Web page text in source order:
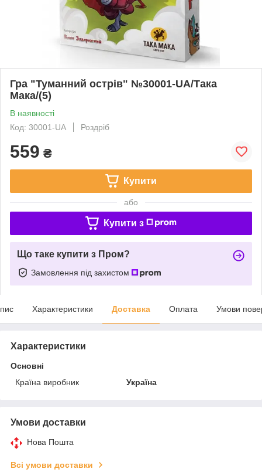
Гра "Туманний острів" №30001-UA/Така
Мака/(5)
В наявності
Код: 30001-UA
Роздріб
559 ₴
Купити
або
Купити з
Що таке купити з Пром?
Замовлення під захистом
Характеристики Доставка Оплата Умови
Характеристики
Основні
Країна виробник
Україна
Умови доставки
Нова Пошта
Всі умови доставки